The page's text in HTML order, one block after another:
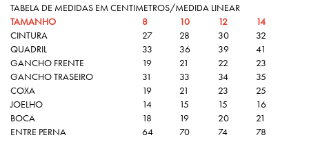
TABELA DE MEDIDAS EM CENTIMETROS/MEDIDA LINEAR
TAMANHO
8 10 12
14
CINTURA
27 28 30
32
QUADRIL
33 36 39
41
GANCHO FRENTE
19 21 22
23
GANCHO TRASEIRO
31 33 34
35
COXA
19 21 23
25
JOELHO
14 15 15
16
BOCA
18 19 20
21
ENTRE PERNA
64 70 74 78